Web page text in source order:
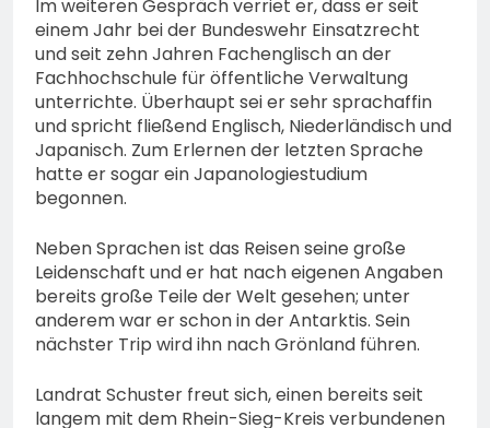
Im weiteren Gespräch verriet er, dass er seit
einem Jahr bei der Bundeswehr Einsatzrecht
und seit zehn Jahren Fachenglisch an der
Fachhochschule für öffentliche Verwaltung
unterrichte. Überhaupt sei er sehr sprachaffin
und spricht fließend Englisch, Niederländisch und
Japanisch. Zum Erlernen der letzten Sprache
hatte er sogar ein Japanologiestudium
begonnen.
Neben Sprachen ist das Reisen seine große
Leidenschaft und er hat nach eigenen Angaben
bereits große Teile der Welt gesehen; unter
anderem war er schon in der Antarktis. Sein
nächster Trip wird ihn nach Grönland führen.
Landrat Schuster freut sich, einen bereits seit
langem mit dem Rhein-Sieg-Kreis verbundenen